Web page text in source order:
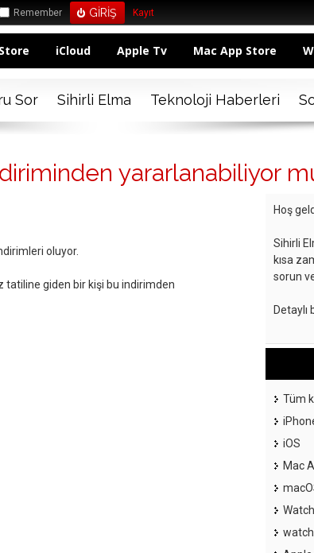
Remember Kayıt
iCloud Apple Tv Mac App Store
Sor Sihirli Elma Teknoloji Haberleri
yararlanabiliyor
oluyor.
tatiline giden bir kişi bu indirimden
Hoş
Sihirli
kısa
sorun
Detaylı
Tüm
iOS
Mac
Watch